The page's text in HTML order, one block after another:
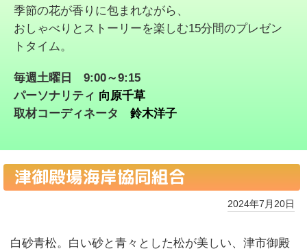
季節の花が香りに包まれながら、
おしゃべりとストーリーを楽しむ15分間のプレゼン
トタイム。
毎週土曜日 9:00～9:15
パーソナリティ 向原千草
取材コーディネータ 鈴木洋子
津御殿場海岸協同組合
2024年7月20日
白砂青松。白い砂と青々とした松が美しい、津市御殿